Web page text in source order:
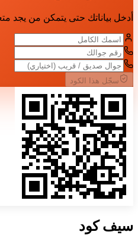
أدخل بياناتك حتى يتمكن من يجد
سجّل هذا الكود
سيفكود